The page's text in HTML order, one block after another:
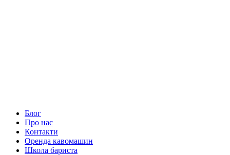
Блог
Про нас
Контакти
Оренда кавомашин
Школа бариста